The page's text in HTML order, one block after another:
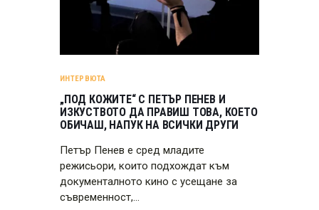
ИНТЕРВЮТА
„ПОД КОЖИТЕ“ С ПЕТЪР ПЕНЕВ И
ИЗКУСТВОТО ДА ПРАВИШ ТОВА, КОЕТО
ОБИЧАШ, НАПУК НА ВСИЧКИ ДРУГИ
Петър Пенев е сред младите
режисьори, които подхождат към
документалното кино с усещане за
съвременност,…